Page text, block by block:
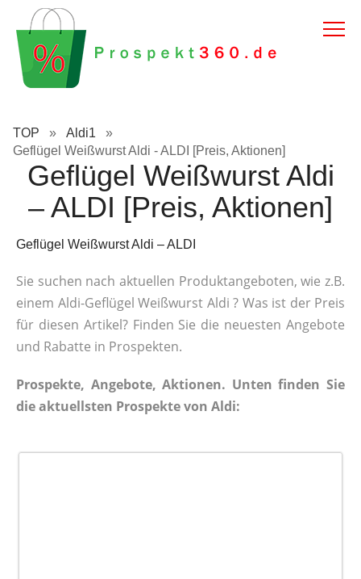
TOP » Aldi1
»
Geflügel Weißwurst Aldi - ALDI [Preis, Aktionen]
Geflügel Weißwurst Aldi
– ALDI [Preis, Aktionen]
Geflügel Weißwurst Aldi – ALDI
Sie suchen nach aktuellen Produktangeboten, wie z.B.
einem Aldi-Geflügel Weißwurst Aldi ? Was ist der Preis
für diesen Artikel? Finden Sie die neuesten Angebote
und Rabatte in Prospekten.
Prospekte, Angebote, Aktionen. Unten finden Sie
die aktuellsten Prospekte von Aldi: